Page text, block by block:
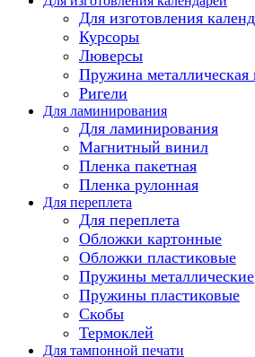
Для изготовления
Курсоры
Люверсы
Пружина металлическая
Ригели
Для ламинирования
Для ламинирования
Магнитный винил
Пленка пакетная
Пленка рулонная
Для переплета
Для переплета
Обложки картонные
Обложки пластиковые
Пружины металлические
Пружины пластиковые
Скобы
Термоклей
Для тампонной печати